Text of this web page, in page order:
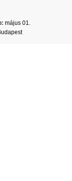
május 01.